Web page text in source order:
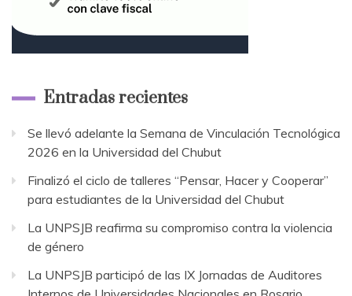
Entradas recientes
Se llevó adelante la Semana de Vinculación Tecnológica
2026 en la Universidad del Chubut
Finalizó el ciclo de talleres “Pensar, Hacer y Cooperar”
para estudiantes de la Universidad del Chubut
La UNPSJB reafirma su compromiso contra la violencia
de género
La UNPSJB participó de las IX Jornadas de Auditores